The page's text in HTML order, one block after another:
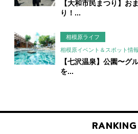
【大和市民まつり】お
り！...
相模原ライフ
相模原イベント＆スポット情
【七沢温泉】公園〜グ
を...
RANKING